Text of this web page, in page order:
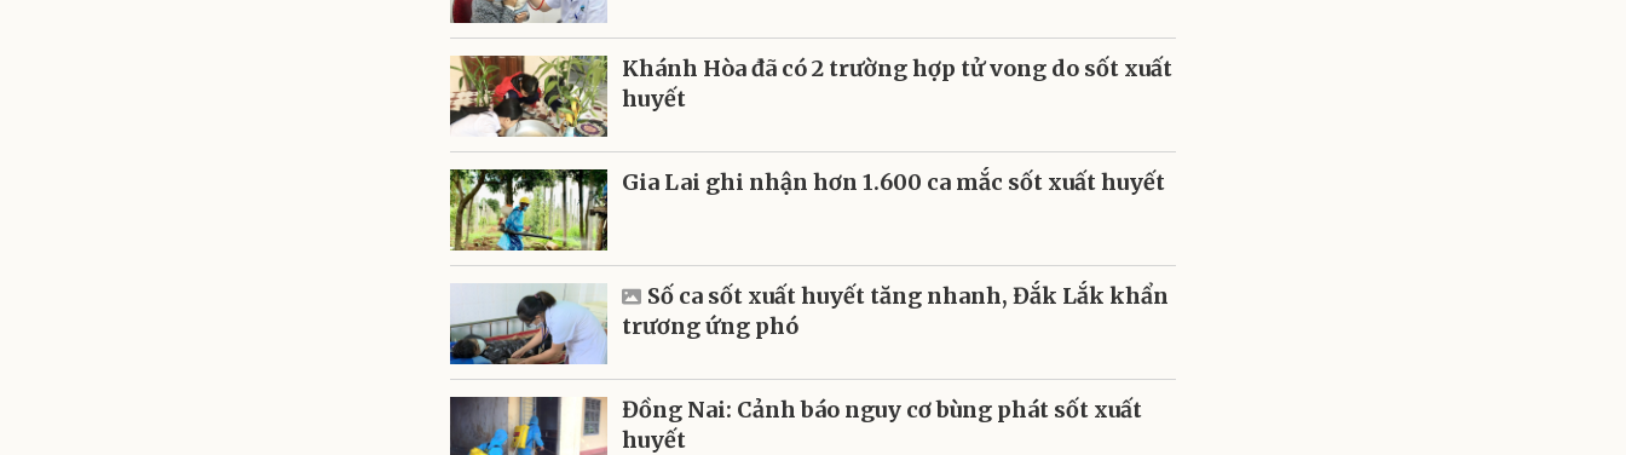
Khánh Hòa đã có 2 trường hợp tử vong do sốt xuất
huyết
Gia Lai ghi nhận hơn 1.600 ca mắc sốt xuất huyết
Số ca sốt xuất huyết tăng nhanh, Đắk Lắk khẩn
trương ứng phó
Đồng Nai: Cảnh báo nguy cơ bùng phát sốt xuất
huyết